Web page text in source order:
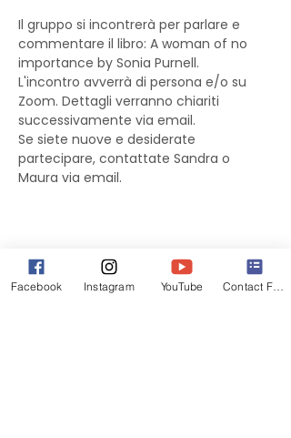
Il gruppo si incontrerà per parlare e
commentare il libro: A woman of no
importance by Sonia Purnell.
L'incontro avverrà di persona e/o su
Zoom. Dettagli verranno chiariti
successivamente via email.
Se siete nuove e desiderate
partecipare, contattate Sandra o
Maura via email.
Facebook Instagram YouTube Contact Form